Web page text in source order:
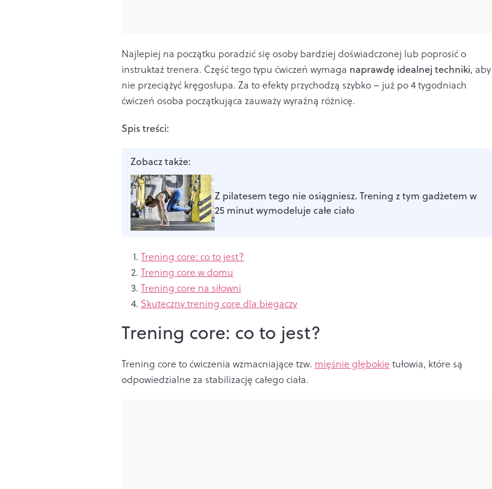
Najlepiej na początku poradzić się osoby bardziej doświadczonej lub poprosić o
instruktaż trenera. Część tego typu ćwiczeń wymaga naprawdę idealnej techniki, aby
nie przeciążyć kręgosłupa. Za to efekty przychodzą szybko – już po 4 tygodniach
ćwiczeń osoba początkująca zauważy wyraźną różnicę.
Spis treści:
Zobacz także:
Z pilatesem tego nie osiągniesz. Trening z tym gadżetem w
25 minut wymodeluje całe ciało
Trening core: co to jest?
Trening core w domu
Trening core na siłowni
Skuteczny trening core dla biegaczy
Trening core: co to jest?
Trening core to ćwiczenia wzmacniające tzw. mięśnie głębokie tułowia, które są
odpowiedzialne za stabilizację całego ciała.